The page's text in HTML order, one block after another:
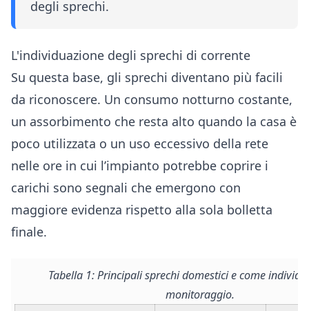
degli sprechi.
L'individuazione degli sprechi di corrente
Su questa base, gli sprechi diventano più facili
da riconoscere. Un consumo notturno costante,
un assorbimento che resta alto quando la casa è
poco utilizzata o un uso eccessivo della rete
nelle ore in cui l’impianto potrebbe coprire i
carichi sono segnali che emergono con
maggiore evidenza rispetto alla sola bolletta
finale.
Tabella 1: Principali sprechi domestici e come
monitoraggio.